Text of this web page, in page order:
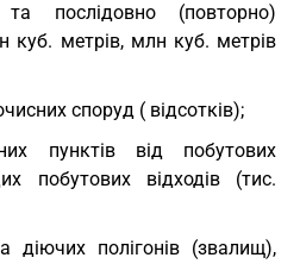
послідовно (повторно)
куб. метрів, млн куб. метрів
споруд ( відсотків);
пунктів від побутових
побутових відходів (тис.
діючих полігонів (звалищ),